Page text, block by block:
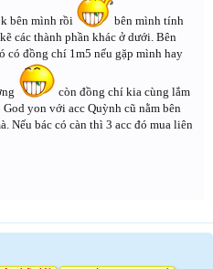
bên mình rồi
bên mình tính
các thành phần khác ở dưới. Bên
có đồng chí 1m5 nếu gặp mình hay
còn đồng chí kia cùng lắm
yon với acc Quỳnh cũ nằm bên
Nếu bác có càn thì 3 acc đó mua liên